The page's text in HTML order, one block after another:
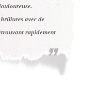
avec de
rapidement